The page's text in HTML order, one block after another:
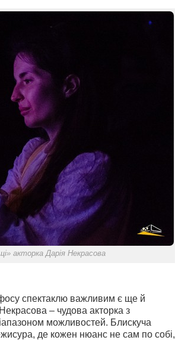
акторка Дарія Некрасова
спектаклю важливим є ще й
– чудова акторка з
можливостей. Блискуча
де кожен нюанс не сам по собі,